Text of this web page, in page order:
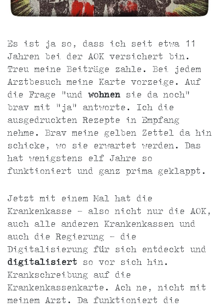
Es ist ja so, dass ich seit etwa 11
Jahren bei der AOK versichert bin.
Treu meine Beiträge zahle. Bei jedem
Arztbesuch meine Karte vorzeige. Auf
die Frage "und wohnensie da noch"
brav mit "ja" antworte. Ich die
ausgedruckten Rezepte in Empfang
nehme. Brav meine gelben Zettel da hin
schicke, wo sie erwartet werden. Das
hat wenigstens elf Jahre so
funktioniert und ganz prima geklappt.
Jetzt mit einem Mal hat die
Krankenkasse - also nicht nur die AOK,
auch alle anderen Krankenkassen und
auch die Regierung - die
Digitalisierung für sich entdeckt und
digitalisiert so vor sich hin.
Krankschreibung auf die
Krankenkassenkarte. Ach ne, nicht mit
meinem Arzt. Da funktioniert die